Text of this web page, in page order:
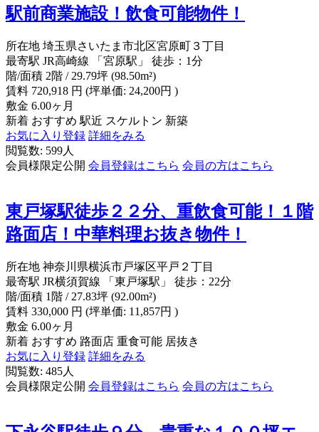
駅前商業施設！飲食可能物件！
所在地 埼玉県さいたま市北区宮原町３丁目
最寄駅 JR高崎線 「宮原駅」 徒歩：1分
階/面積 2階 / 29.79坪 (98.50m²)
賃料 720,918 円 (坪単価: 24,200円 )
敷金 6.00ヶ月
新着 おすすめ 駅近 スケルトン 新築
お気に入り登録 詳細をみる
閲覧数: 599人
会員様限定公開 会員登録はこちら 会員の方はこちら
東戸塚駅徒歩２２分、重飲食可能！１階
路面店！中華料理お抜き物件！
所在地 神奈川県横浜市戸塚区平戸２丁目
最寄駅 JR横須賀線 「東戸塚駅」 徒歩：22分
階/面積 1階 / 27.83坪 (92.00m²)
賃料 330,000 円 (坪単価: 11,857円 )
敷金 6.00ヶ月
新着 おすすめ 路面店 重食可能 居抜き
お気に入り登録 詳細をみる
閲覧数: 485人
会員様限定公開 会員登録はこちら 会員の方はこちら